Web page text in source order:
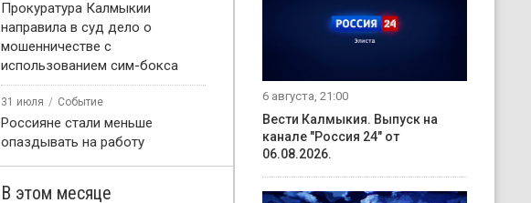
Прокуратура Калмыкии
направила в суд дело о
мошенничестве с
использованием сим-бокса
31 июля Событие
Россияне стали меньше
опаздывать на работу
В этом месяце
6 августа, 21:00
Вести Калмыкия. Выпуск на
канале "Россия 24" от
06.08.2026.